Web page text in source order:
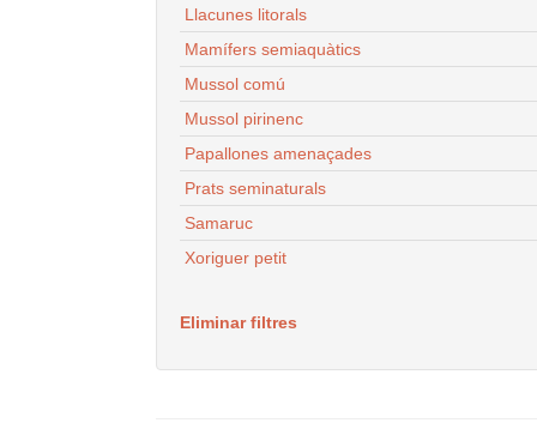
Llacunes litorals
Mamífers semiaquàtics
Mussol comú
Mussol pirinenc
Papallones amenaçades
Prats seminaturals
Samaruc
Xoriguer petit
Eliminar filtres